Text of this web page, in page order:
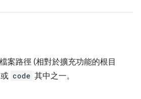
案路徑 (相對於擴充功能的根目
或 code 其中之一。